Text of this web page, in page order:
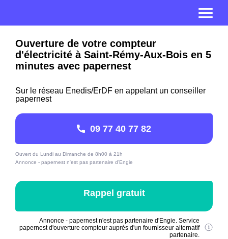
Ouverture de votre compteur
d'électricité à Saint-Rémy-Aux-Bois en 5
minutes avec papernest
Sur le réseau Enedis/ErDF en appelant un conseiller
papernest
09 77 40 77 82
Ouvert du Lundi au Dimanche de 8h00 à 21h
Annonce - papernest n'est pas partenaire d'Engie
Rappel gratuit
Annonce - papernest n'est pas partenaire d'Engie. Service
papernest d'ouverture compteur auprès d'un fournisseur alternatif
partenaire.